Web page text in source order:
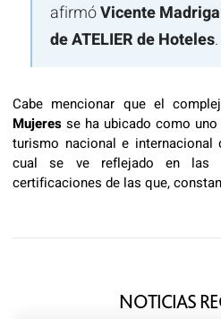
afirmóVicente
de ATELIER de Hoteles.
Cabe mencionar que el
Mujeres se ha ubicado como
turismo nacional e
cual se ve reflejado en las
certificaciones de las que,
NOTICIAS